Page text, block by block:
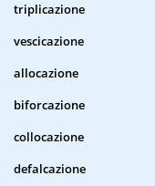
triplicazione
vescicazione
allocazione
biforcazione
collocazione
defalcazione